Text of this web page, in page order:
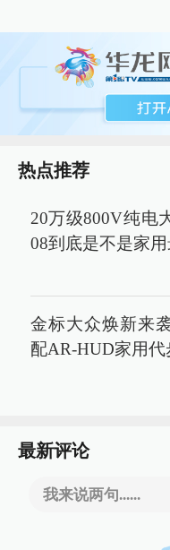
热点推荐
20万级800V纯电
08到底是不是家用
金标大众焕新来
配AR-HUD家用代
最新评论
我来说两句......